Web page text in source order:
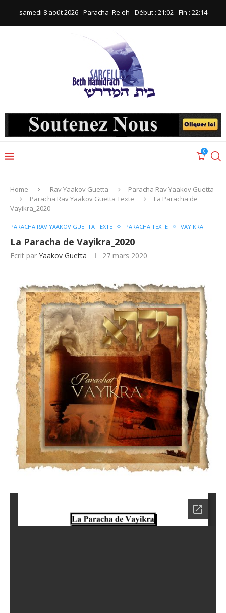
samedi 8 août 2026 - Paracha ‪ Re'eh‬ - Début : 21:02‬ - Fin : ‪22:14‬
0
Home Rav Yaakov Guetta
Paracha Rav Yaakov Guetta
Paracha Rav Yaakov Guetta Texte
La Paracha de
Vayikra_2020
PARACHA RAV YAAKOV GUETTA TEXTE PARACHA TEXTE VAYIKRA
La Paracha de Vayikra_2020
Ecrit par Yaakov Guetta 27 mars 2020